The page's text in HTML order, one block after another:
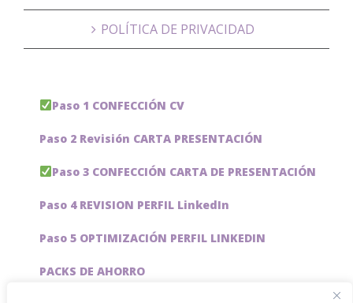
POLÍTICA DE PRIVACIDAD
Paso 1 CONFECCIÓN CV
Paso 2 Revisión CARTA PRESENTACIÓN
Paso 3 CONFECCIÓN CARTA DE PRESENTACIÓN
Paso 4 REVISION PERFIL LinkedIn
Paso 5 OPTIMIZACIÓN PERFIL LINKEDIN
PACKS DE AHORRO